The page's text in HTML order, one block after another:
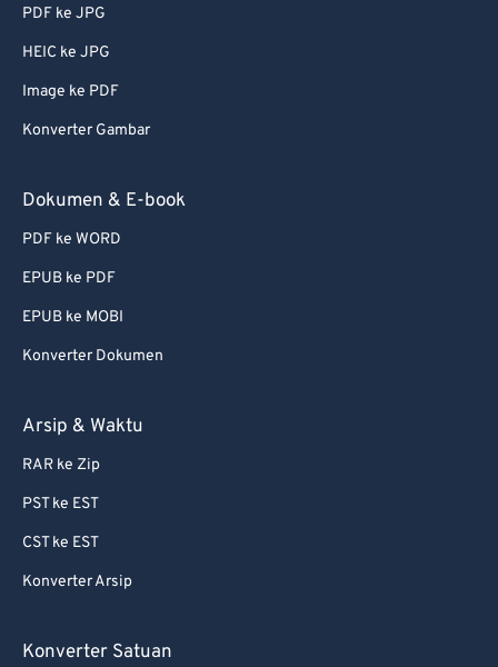
PDF ke JPG
HEIC ke JPG
Image ke PDF
Konverter Gambar
Dokumen & E-book
PDF ke WORD
EPUB ke PDF
EPUB ke MOBI
Konverter Dokumen
Arsip & Waktu
RAR ke Zip
PST ke EST
CST ke EST
Konverter Arsip
Konverter Satuan